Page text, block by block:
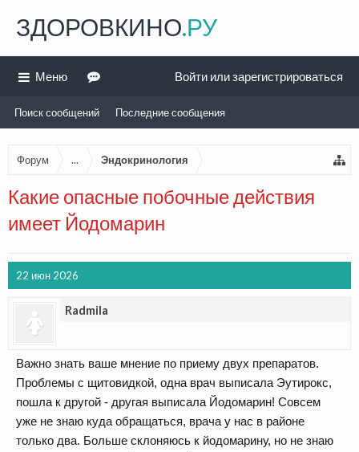
Форум ... Эндокринология
Какие опасные побочные действия
имеет Йодомарин
22 июн 2026
Radmila
Важно знать ваше мнение по приему двух препаратов.
Проблемы с щитовидкой, одна врач выписала Эутирокс,
пошла к другой - другая выписала Йодомарин! Совсем
уже не знаю куда обращаться, врача у нас в районе
только два. Больше склоняюсь к йодомарину, но не знаю
ЗДОРОВКИНО.РУ
Меню
Поиск сообщений Последние сообщения
Войти или зарегистрироваться